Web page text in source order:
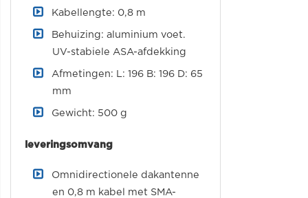
Kabellengte: 0,8 m
Behuizing: aluminium voet.
UV-stabiele ASA-afdekking
Afmetingen: L: 196 B: 196 D: 65
mm
Gewicht: 500 g
leveringsomvang
Omnidirectionele dakantenne
en 0,8 m kabel met SMA-